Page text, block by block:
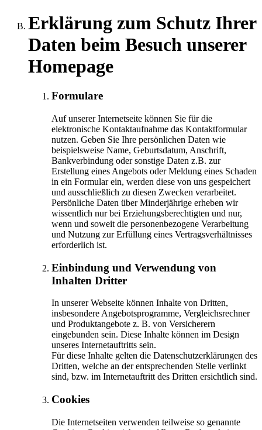
Erklärung zum Schutz Ihrer
Daten beim Besuch unserer
Homepage
Formulare
Auf unserer Internetseite können Sie für die
elektronische Kontaktaufnahme das Kontaktformular
nutzen. Geben Sie Ihre persönlichen Daten wie
beispielsweise Name, Geburtsdatum, Anschrift,
Bankverbindung oder sonstige Daten z.B. zur
Erstellung eines Angebots oder Meldung eines Schaden
in ein Formular ein, werden diese von uns gespeichert
und ausschließlich zu diesen Zwecken verarbeitet.
Persönliche Daten über Minderjährige erheben wir
wissentlich nur bei Erziehungsberechtigten und nur,
wenn und soweit die personenbezogene Verarbeitung
und Nutzung zur Erfüllung eines Vertragsverhältnisses
erforderlich ist.
Einbindung und Verwendung von
Inhalten Dritter
In unserer Webseite können Inhalte von Dritten,
insbesondere Angebotsprogramme, Vergleichsrechner
und Produktangebote z. B. von Versicherern
eingebunden sein. Diese Inhalte können im Design
unseres Internetauftritts sein.
Für diese Inhalte gelten die Datenschutzerklärungen des
Dritten, welche an der entsprechenden Stelle verlinkt
sind, bzw. im Internetauftritt des Dritten ersichtlich sind.
Cookies
Die Internetseiten verwenden teilweise so genannte